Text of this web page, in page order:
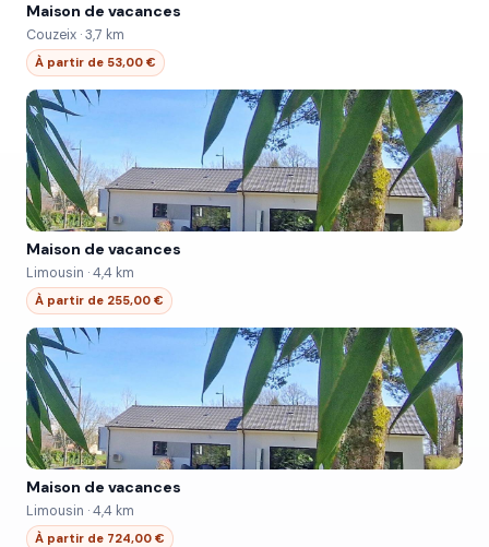
Maison de vacances
Couzeix · 3,7 km
À partir de 53,00 €
Maison de vacances
Limousin · 4,4 km
À partir de 255,00 €
Maison de vacances
Limousin · 4,4 km
À partir de 724,00 €